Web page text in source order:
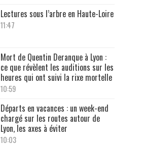
Lectures sous l’arbre en Haute-Loire
11:47
Mort de Quentin Deranque à Lyon :
ce que révèlent les auditions sur les
heures qui ont suivi la rixe mortelle
10:59
Départs en vacances : un week-end
chargé sur les routes autour de
Lyon, les axes à éviter
10:03